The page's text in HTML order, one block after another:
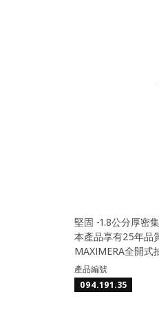
堅固 -1.8公分厚密
本產品享有25年品
MAXIMERA全開式
產品編號
094.191.35